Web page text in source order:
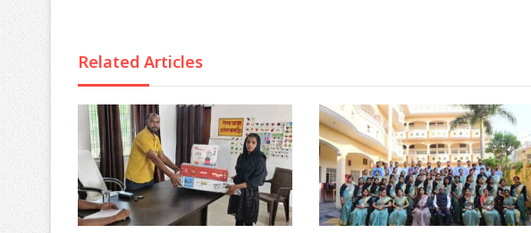
Related Articles